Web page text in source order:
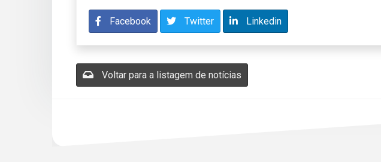
Facebook Twitter Linkedin
Voltar para a listagem de notícias